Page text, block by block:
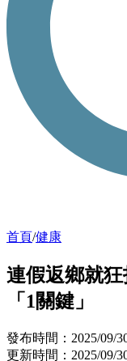
首頁/健康
連假返鄉就
「1關鍵」
發布時間：2025/09/
更新時間：2025/09/